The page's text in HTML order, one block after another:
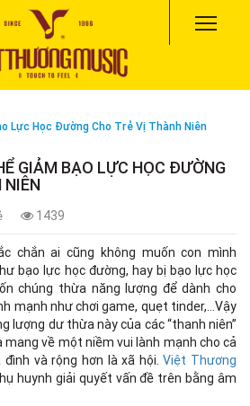
Lực Học Đường Cho Trẻ Vị Thành Niên
GIẢM BẠO LỰC HỌC ĐƯỜNG
NIÊN
1439
chắn ai cũng không muốn con mình
bạo lực học đường, hay bị bạo lực học
chúng thừa năng lượng để dành cho
mạnh như chơi game, quẹt tinder,...Vậy
lượng dư thừa này của các “thanh niên”
mang về một niềm vui lành mạnh cho cả
đình và rộng hơn là xã hội.Việt Thương
huynh giải quyết vấn đề trên bằng âm